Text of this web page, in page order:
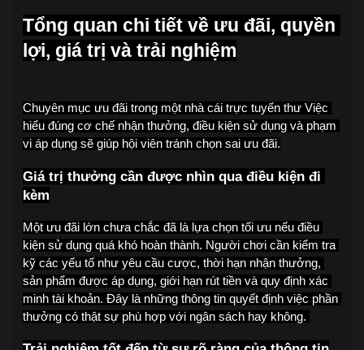
Tổng quan chi tiết về ưu đãi, quyền
lợi, giá trị và trải nghiệm
Chuyên mục ưu đãi trong một nhà cái trực tuyến thư Việc
hiểu đúng cơ chế nhận thưởng, điều kiện sử dụng và phạm
vi áp dụng sẽ giúp hội viên tránh chọn sai ưu đãi.
Giá trị thưởng cần được nhìn qua điều kiện đi
kèm
Một ưu đãi lớn chưa chắc đã là lựa chọn tối ưu nếu điều
kiện sử dụng quá khó hoàn thành. Người chơi cần kiểm tra
kỹ các yếu tố như yêu cầu cược, thời hạn nhận thưởng,
sản phẩm được áp dụng, giới hạn rút tiền và quy định xác
minh tài khoản. Đây là những thông tin quyết định việc phần
thưởng có thật sự phù hợp với ngân sách hay không.